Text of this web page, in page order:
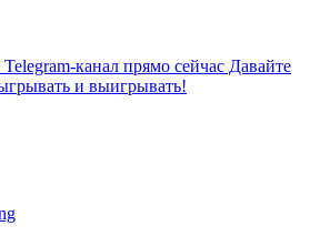
канал прямо сейчас Давайте
и выигрывать!